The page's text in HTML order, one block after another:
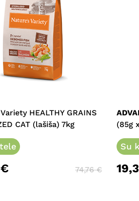
HEALTHY GRAINS
CAT (lašiša) 7kg
€ 74,76€
(85g
Su